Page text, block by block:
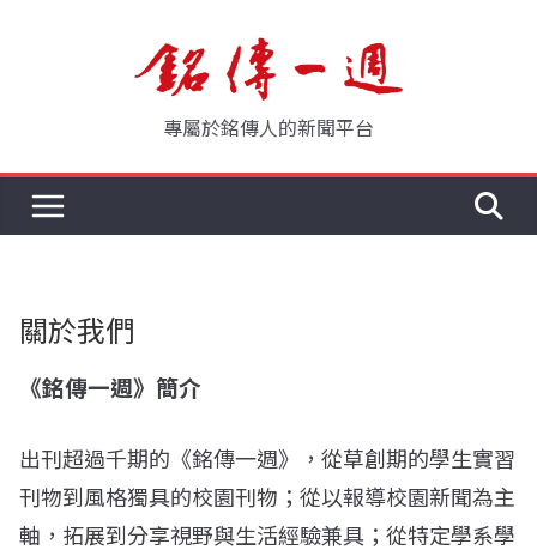
專屬於銘傳人的新聞平台
關於我們
《銘傳一週》簡介
出刊超過千期的《銘傳一週》，從草創期的學生實習
刊物到風格獨具的校園刊物；從以報導校園新聞為主
軸，拓展到分享視野與生活經驗兼具；從特定學系學